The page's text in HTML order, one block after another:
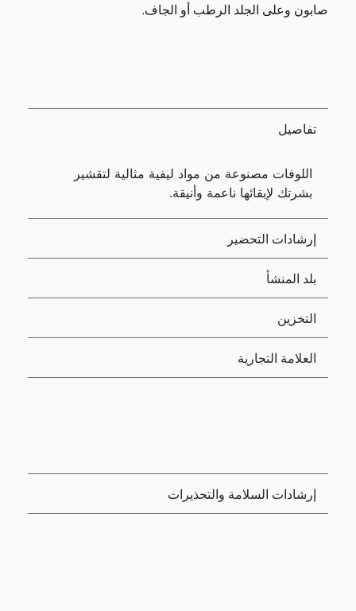
صابون وعلى الجلد الرطب أو الجاف.
تفاصيل
اللوفات مصنوعة من مواد ليفية مثالية لتقشير
بشرتك لإبقائها ناعمة وأنيقة.
إرشادات التحضير
بلد المنشأ
التخزين
العلامة التجارية
إرشادات السلامة والتحذيرات